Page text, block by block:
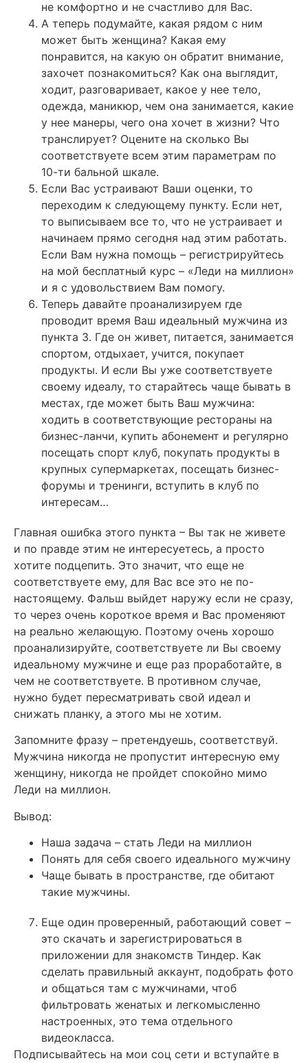
не комфортно и не счастливо для Вас.
А теперь подумайте, какая рядом с ним
может быть женщина? Какая ему
понравится, на какую он обратит внимание,
захочет познакомиться? Как она выглядит,
ходит, разговаривает, какое у нее тело,
одежда, маникюр, чем она занимается, какие
у нее манеры, чего она хочет в жизни? Что
транслирует? Оцените на сколько Вы
соответствуете всем этим параметрам по
10-ти бальной шкале.
Если Вас устраивают Ваши оценки, то
переходим к следующему пункту. Если нет,
то выписываем все то, что не устраивает и
начинаем прямо сегодня над этим работать.
Если Вам нужна помощь – регистрируйтесь
на мой бесплатный курс – «Леди на миллион»
и я с удовольствием Вам помогу.
Теперь давайте проанализируем где
проводит время Ваш идеальный мужчина из
пункта 3. Где он живет, питается, занимается
спортом, отдыхает, учится, покупает
продукты. И если Вы уже соответствуете
своему идеалу, то старайтесь чаще бывать в
местах, где может быть Ваш мужчина:
ходить в соответствующие рестораны на
бизнес-ланчи, купить абонемент и регулярно
посещать спорт клуб, покупать продукты в
крупных супермаркетах, посещать бизнес-
форумы и тренинги, вступить в клуб по
интересам…
Главная ошибка этого пункта – Вы так не живете
и по правде этим не интересуетесь, а просто
хотите подцепить. Это значит, что еще не
соответствуете ему, для Вас все это не по-
настоящему. Фальш выйдет наружу если не сразу,
то через очень короткое время и Вас променяют
на реально желающую. Поэтому очень хорошо
проанализируйте, соответствуете ли Вы своему
идеальному мужчине и еще раз проработайте, в
чем не соответствуете. В противном случае,
нужно будет пересматривать свой идеал и
снижать планку, а этого мы не хотим.
Запомните фразу – претендуешь, соответствуй.
Мужчина никогда не пропустит интересную ему
женщину, никогда не пройдет спокойно мимо
Леди на миллион.
Вывод:
Наша задача – стать Леди на миллион
Понять для себя своего идеального мужчину
Чаще бывать в пространстве, где обитают
такие мужчины.
Еще один проверенный, работающий совет –
это скачать и зарегистрироваться в
приложении для знакомств Тиндер. Как
сделать правильный аккаунт, подобрать фото
и общаться там с мужчинами, чтоб
фильтровать женатых и легкомысленно
настроенных, это тема отдельного
видеокласса.
Подписывайтесь на мои соц сети и вступайте в